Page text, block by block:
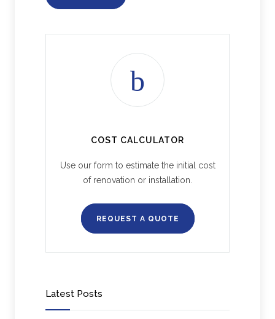
COST CALCULATOR
Use our form to estimate the initial cost
of renovation or installation.
REQUEST A QUOTE
Latest Posts